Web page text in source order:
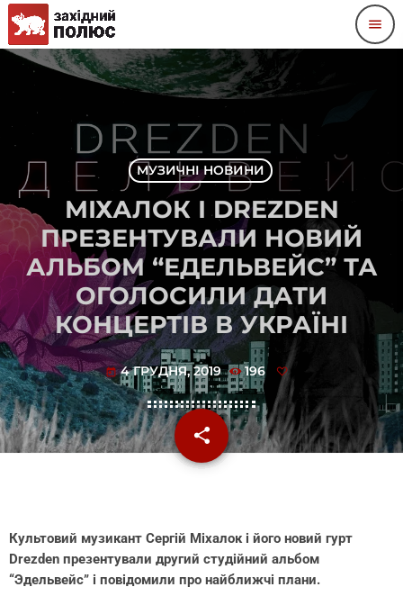
menu
МУЗИЧНІ НОВИНИ
МІХАЛОК І DREZDEN
ПРЕЗЕНТУВАЛИ НОВИЙ
АЛЬБОМ “ЕДЕЛЬВЕЙС” ТА
ОГОЛОСИЛИ ДАТИ
КОНЦЕРТІВ В УКРАЇНІ
today 4 ГРУДНЯ, 2019 196
share
email
Культовий музикант Сергій Міхалок і його новий гурт
Drezden презентували другий студійний альбом
“Эдельвейс” і повідомили про найближчі плани.